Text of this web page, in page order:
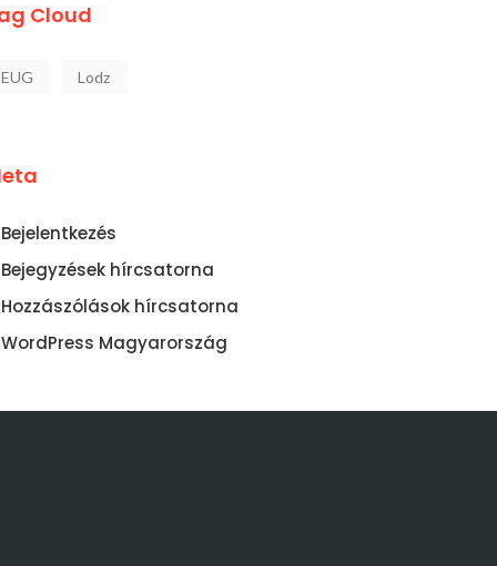
Cloud
EUG Lodz
Bejelentkezés
Bejegyzések hírcsatorna
Hozzászólások hírcsatorna
WordPress Magyarország